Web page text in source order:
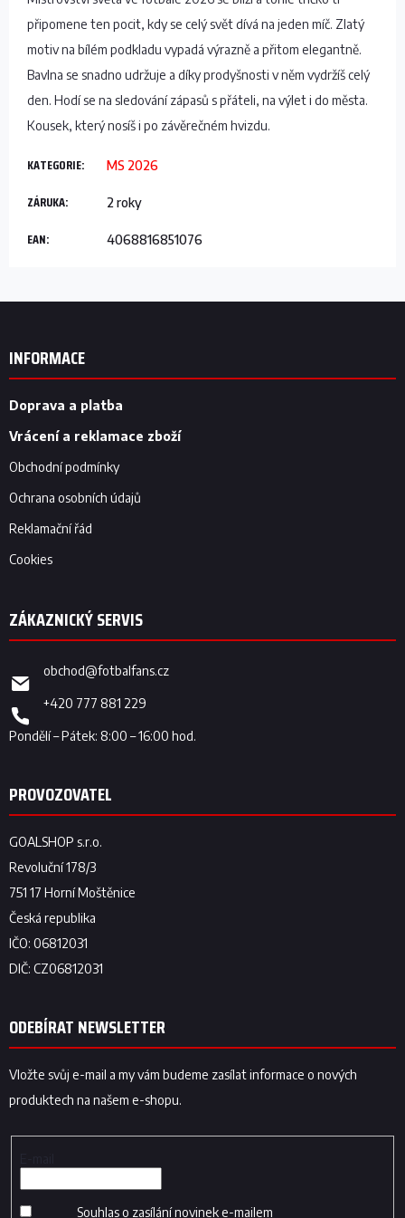
připomene ten pocit, kdy se celý svět dívá na jeden míč. Zlatý
motiv na bílém podkladu vypadá výrazně a přitom elegantně.
Bavlna se snadno udržuje a díky prodyšnosti v něm vydržíš celý
den. Hodí se na sledování zápasů s přáteli, na výlet i do města.
Kousek, který nosíš i po závěrečném hvizdu.
KATEGORIE: MS 2026
ZÁRUKA: 2 roky
EAN: 4068816851076
Z
INFORMACE
Doprava a platba
Vrácení a reklamace zboží
Obchodní podmínky
Ochrana osobních údajů
Reklamační řád
Cookies
obchod@fotbalfans.cz
+420 777 881 229
ODEBÍRAT NEWSLETTER
Vložte svůj e-mail a my vám budeme zasílat informace o nových
produktech na našem e-shopu.
Souhlas o zasílání novinek e-mailem